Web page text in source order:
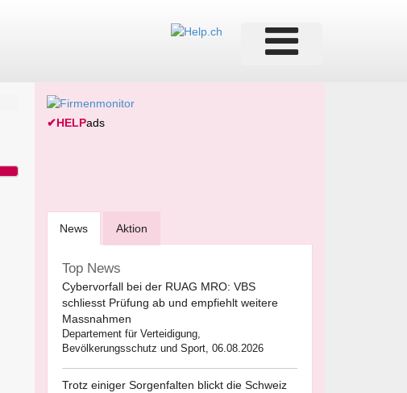
✔HELPads
News Aktion
Top News
Cybervorfall bei der RUAG MRO: VBS
schliesst Prüfung ab und empfiehlt weitere
Massnahmen
Departement für Verteidigung,
Bevölkerungsschutz und Sport, 06.08.2026
Trotz einiger Sorgenfalten blickt die Schweiz